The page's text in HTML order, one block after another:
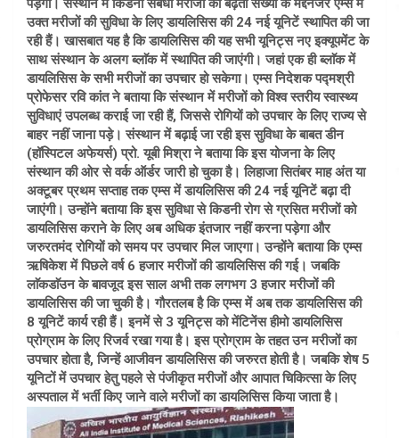
पड़ेगा। संस्थान में किडनी संबंधी मरीजों की बढ़ती संख्या के मद्देनजर एम्स में
उक्त मरीजों की सुविधा के लिए डायलिसिस की 24 नई यूनिटें स्थापित की जा
रही हैं। खासबात यह है कि डायलिसिस की यह सभी यूनिट्स नए इक्यूपमेंट के
साथ संस्थान के अलग ब्लाॅक में स्थापित की जाएंगी। जहां एक ही ब्लाॅक में
डायलिसिस के सभी मरीजों का उपचार हो सकेगा। एम्स निदेशक पद्मश्री
प्रोफेसर रवि कांत ने बताया कि संस्थान में मरीजों को विश्व स्तरीय स्वास्थ्य
सुविधाएं उपलब्ध कराई जा रही हैं, जिससे रोगियों को उपचार के लिए राज्य से
बाहर नहीं जाना पड़े। संस्थान में बढ़ाई जा रही इस सुविधा के बाबत डीन
(हॉस्पिटल अफेयर्स) प्रो. यूबी मिश्रा ने बताया कि इस योजना के लिए
संस्थान की ओर से वर्क ऑर्डर जारी हो चुका है। लिहाजा सितंबर माह अंत या
अक्टूबर प्रथम सप्ताह तक एम्स में डायलिसिस की 24 नई यूनिटें बढ़ा दी
जाएंगी। उन्होंने बताया कि इस सुविधा से किडनी रोग से ग्रसित मरीजों को
डायलिसिस कराने के लिए अब अधिक इंतजार नहीं करना पड़ेगा और
जरुरतमंद रोगियों को समय पर उपचार मिल जाएगा। उन्होंने बताया कि एम्स
ऋषिकेश में पिछले वर्ष 6 हजार मरीजों की डायलिसिस की गई। जबकि
लाॅकडाॅउन के बावजूद इस साल अभी तक लगभग 3 हजार मरीजों की
डायलिसिस की जा चुकी है। गौरतलब है कि एम्स में अब तक डायलिसिस की
8 यूनिटें कार्य रही हैं। इनमें से 3 यूनिट्स को मेंटिनेंस हीमो डायलिसिस
प्रोग्राम के लिए रिजर्व रखा गया है। इस प्रोग्राम के तहत उन मरीजों का
उपचार होता है, जिन्हें आजीवन डायलिसिस की जरुरत होती है। जबकि शेष 5
यूनिटों में उपचार हेतु पहले से पंजीकृत मरीजों और आपात चिकित्सा के लिए
अस्पताल में भर्ती किए जाने वाले मरीजों का डायलिसिस किया जाता है।